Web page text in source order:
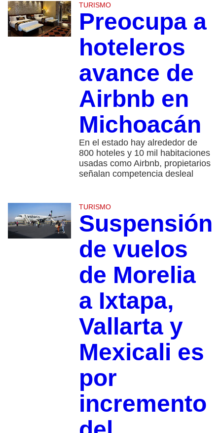
TURISMO
Preocupa a
hoteleros
avance de
Airbnb en
Michoacán
En el estado hay alrededor de
800 hoteles y 10 mil habitaciones
usadas como Airbnb, propietarios
señalan competencia desleal
TURISMO
Suspensión
de vuelos
de Morelia
a Ixtapa,
Vallarta y
Mexicali es
por
incremento